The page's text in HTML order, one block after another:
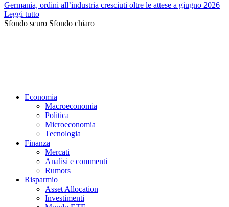
Germania, ordini all’industria cresciuti oltre le attese a giugno 2026
Leggi tutto
Sfondo scuro Sfondo chiaro
Economia
Macroeconomia
Politica
Microeconomia
Tecnologia
Finanza
Mercati
Analisi e commenti
Rumors
Risparmio
Asset Allocation
Investimenti